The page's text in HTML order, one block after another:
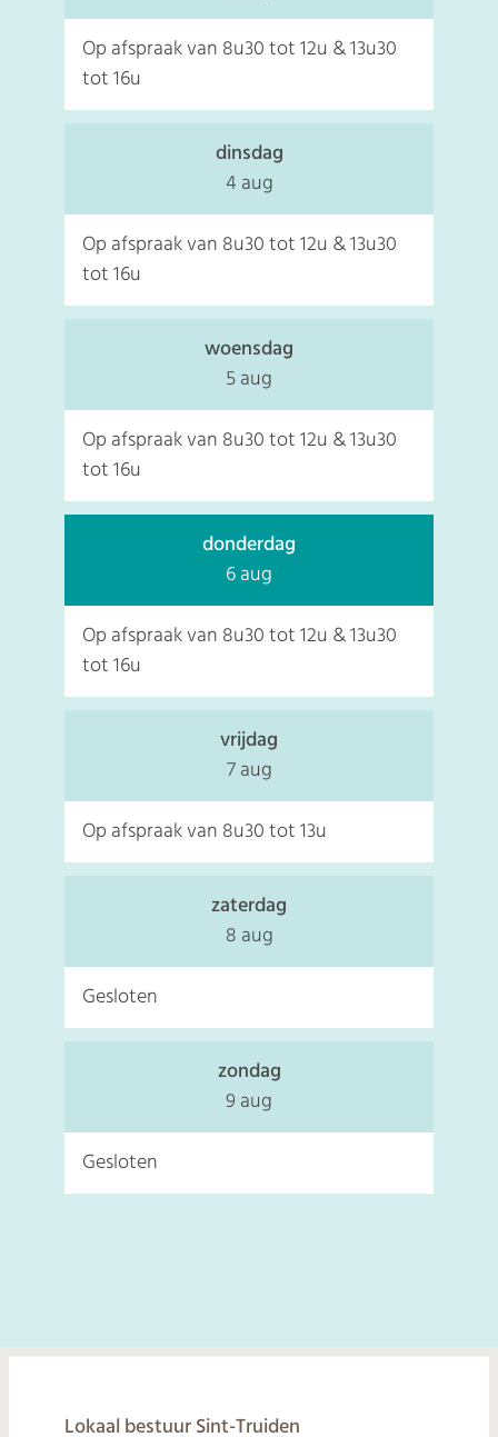
Op afspraak van 8u30 tot 12u & 13u30
tot 16u
dinsdag
4 aug
Op afspraak van 8u30 tot 12u & 13u30
tot 16u
woensdag
5 aug
Op afspraak van 8u30 tot 12u & 13u30
tot 16u
donderdag
6 aug
Op afspraak van 8u30 tot 12u & 13u30
tot 16u
vrijdag
7 aug
Op afspraak van 8u30 tot 13u
zaterdag
8 aug
Gesloten
zondag
9 aug
Gesloten
© 2026
Lokaal bestuur Sint-Truiden